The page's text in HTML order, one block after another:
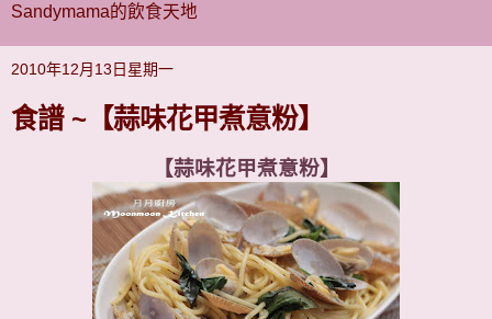
Sandymama的飲食天地
2010年12月13日星期一
食譜 ~【蒜味花甲煮意粉】
【蒜味花甲煮意粉】